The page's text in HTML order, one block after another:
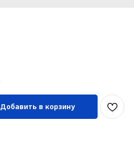
Добавить в корзину